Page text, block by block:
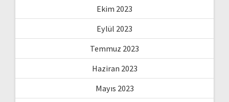
Ekim 2023
Eylül 2023
Temmuz 2023
Haziran 2023
Mayıs 2023